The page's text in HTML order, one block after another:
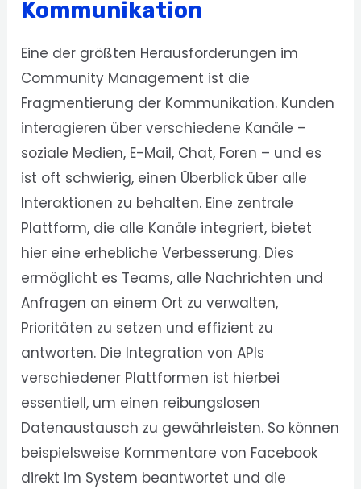
Kommunikation
Eine der größten Herausforderungen im
Community Management ist die
Fragmentierung der Kommunikation. Kunden
interagieren über verschiedene Kanäle –
soziale Medien, E-Mail, Chat, Foren – und es
ist oft schwierig, einen Überblick über alle
Interaktionen zu behalten. Eine zentrale
Plattform, die alle Kanäle integriert, bietet
hier eine erhebliche Verbesserung. Dies
ermöglicht es Teams, alle Nachrichten und
Anfragen an einem Ort zu verwalten,
Prioritäten zu setzen und effizient zu
antworten. Die Integration von APIs
verschiedener Plattformen ist hierbei
essentiell, um einen reibungslosen
Datenaustausch zu gewährleisten. So können
beispielsweise Kommentare von Facebook
direkt im System beantwortet und die